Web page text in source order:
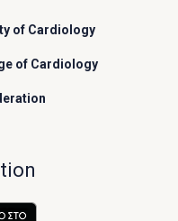
of Cardiology
of Cardiology